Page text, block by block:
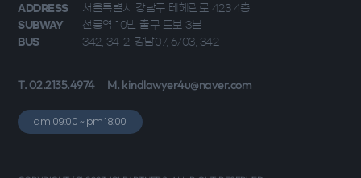
ADDRESS 서울특별시 강남구 테헤란로 423 4층
SUBWAY 선릉역 10번 출구 도보 3분
BUS 342, 3412, 강남07, 6703, 342
T. 02.2135.4974 M. kindlawyer4u@naver.com
am 09:00 ~ pm 18:00